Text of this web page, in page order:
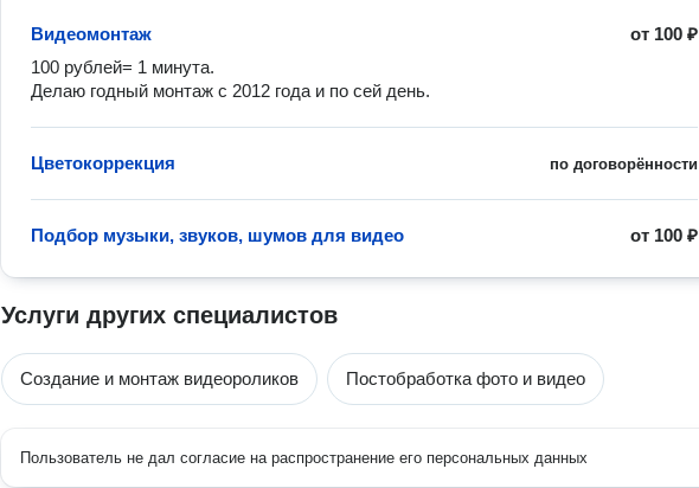
от 100 ₽
Видеомонтаж
100 рублей= 1 минута.
Делаю годный монтаж с 2012 года и по сей день.
по договорённости
Цветокоррекция
от 100 ₽
Подбор музыки, звуков, шумов для видео
Услуги других специалистов
Создание и монтаж видеороликов Постобработка фото и видео
Пользователь не дал согласие на распространение его персональных данных